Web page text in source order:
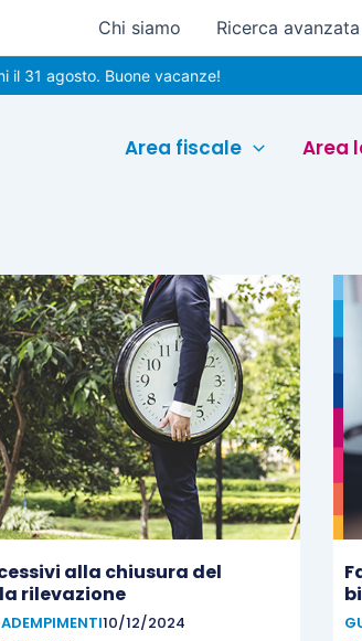
Chi siamo Ricerca avanzata
31 agosto. Buone vacanze!
Area fiscale Area
alla chiusura del
rilevazione
10/12/2024